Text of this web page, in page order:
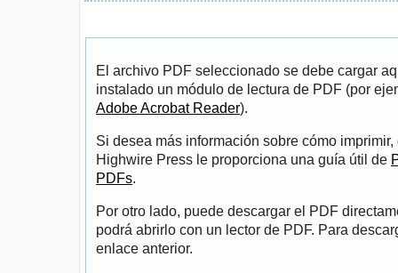
El archivo PDF seleccionado se debe cargar
instalado un módulo de lectura de PDF (por
Adobe Acrobat Reader).
Si desea más información sobre cómo
Highwire Press le proporciona una guía útil de
PDFs.
Por otro lado, puede descargar el PDF
podrá abrirlo con un lector de PDF. Para
enlace anterior.